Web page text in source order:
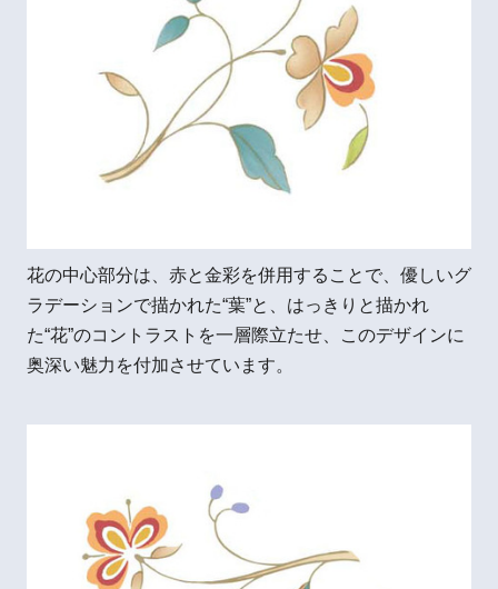
花の中心部分は、赤と金彩を併用することで、優しいグ
ラデーションで描かれた“葉”と、はっきりと描かれ
た“花”のコントラストを一層際立たせ、このデザインに
奥深い魅力を付加させています。